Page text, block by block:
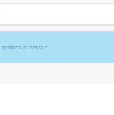
options ci dessus